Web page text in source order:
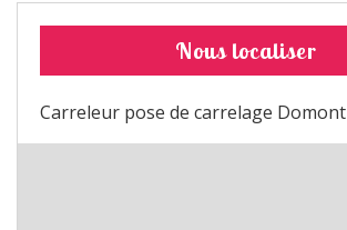
Nous localiser
Carreleur pose de carrelage Domont